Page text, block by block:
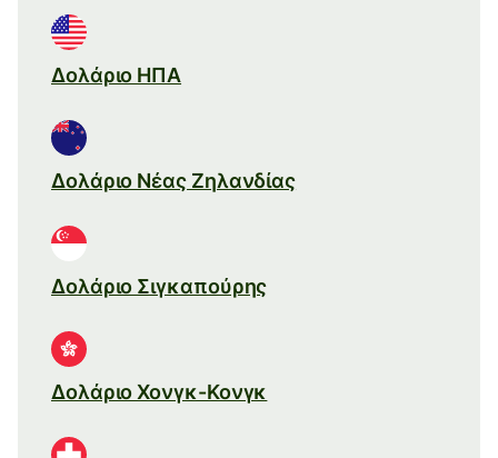
Δολάριο ΗΠΑ
Δολάριο Νέας Ζηλανδίας
Δολάριο Σιγκαπούρης
Δολάριο Χονγκ-Κονγκ